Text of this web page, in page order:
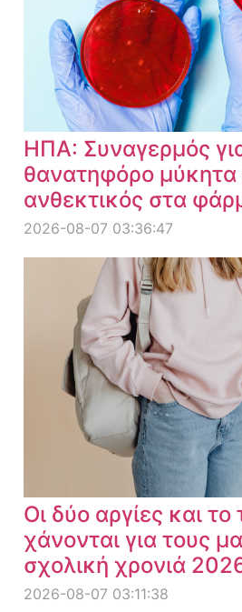
ΗΠΑ: Συναγερμός
θανατηφόρο μύκητα
ανθεκτικός στα
2026-08-07 03:36:47
Οι δύο αργίες και
χάνονται για τους
σχολική χρονιά
2026-08-07 03:11:38